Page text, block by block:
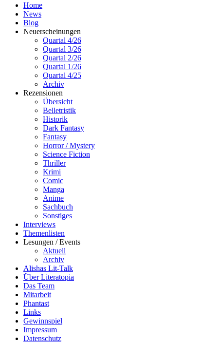
Home
News
Blog
Neuerscheinungen
Quartal 4/26
Quartal 3/26
Quartal 2/26
Quartal 1/26
Quartal 4/25
Archiv
Rezensionen
Übersicht
Belletristik
Historik
Dark Fantasy
Fantasy
Horror / Mystery
Science Fiction
Thriller
Krimi
Comic
Manga
Anime
Sachbuch
Sonstiges
Interviews
Themenlisten
Lesungen / Events
Aktuell
Archiv
Alishas Lit-Talk
Über Literatopia
Das Team
Mitarbeit
Phantast
Links
Gewinnspiel
Impressum
Datenschutz